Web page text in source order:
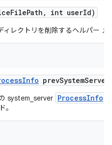
FilePath , int userId)
ィレクトリを削除するヘルパー メ
Info prevSystemServer
system_server ProcessInfo
。